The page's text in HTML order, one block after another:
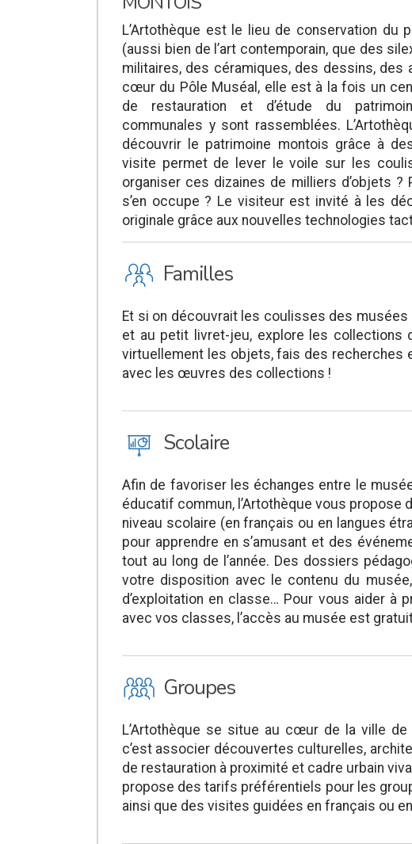
L’Artothèque est le lieu de conservation du
(aussi bien de l’art contemporain, que des
militaires, des céramiques, des dessins, des
cœur du Pôle Muséal, elle est à la fois un
de restauration et d’étude du
communales y sont rassemblées.
découvrir le patrimoine montois grâce à
visite permet de lever le voile sur les
organiser ces dizaines de milliers d’objets ?
s’en occupe ? Le visiteur est invité à les
originale grâce aux nouvelles technologies
K Familles
Et si on découvrait les coulisses des
et au petit livret-jeu, explore les collections
virtuellement les objets, fais des recherches
avec les œuvres des collections !
J Scolaire
Afin de favoriser les échanges entre le
éducatif commun, l’Artothèque vous propose
niveau scolaire (en français ou en langues
pour apprendre en s’amusant et des
tout au long de l’année. Des dossiers
votre disposition avec le contenu du
d’exploitation en classe… Pour vous aider à
avec vos classes, l’accès au musée est
O Groupes
L’Artothèque se situe au cœur de la ville
c’est associer découvertes culturelles,
de restauration à proximité et cadre urbain
propose des tarifs préférentiels pour les
ainsi que des visites guidées en français ou